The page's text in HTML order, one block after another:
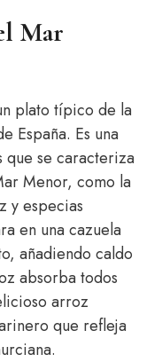
Mar
plato típico de la
España. Es una
se caracteriza
Menor, como la
y especias
en una cazuela
añadiendo caldo
absorba todos
arroz
que refleja